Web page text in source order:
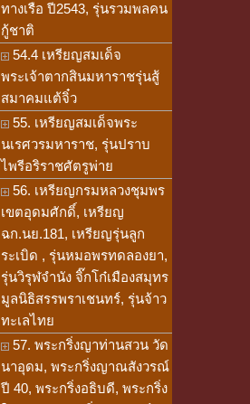
ทางเรือ ปี2543, รุ่นรวมพลคน
กู้ชาติ
54.4 เหรียญสมเด็จ
พระเจ้าตากสินมหาราชรุ่นสู้
สมาคมแต้จิ๋ว
55. เหรียญสมเด็จพระ
นเรศวรมหาราช, รุ่นปราบ
ไพรีอริราชศัตรูพ่าย
56. เหรียญกรมหลวงชุมพร
เขตอุดมศักดิ์, เหรียญ
ฉก.นย.181, เหรียญรุ่นลูก
ระเบิด , รุ่นหมอพรทดลองยา,
รุ่นวิรุฬจำนัง จิ๊กโก๋เมืองสมุทร
มูลนิธิสรรพราเชนทร์, รุ่นจ้าว
ทะเลไทย
57. พระกริ่งญาท่านสวน วัด
นาอุดม, พระกริ่งญาณสังวรณ์
ปี 40, พระกริ่งอธิบดี, พระกริ่ง